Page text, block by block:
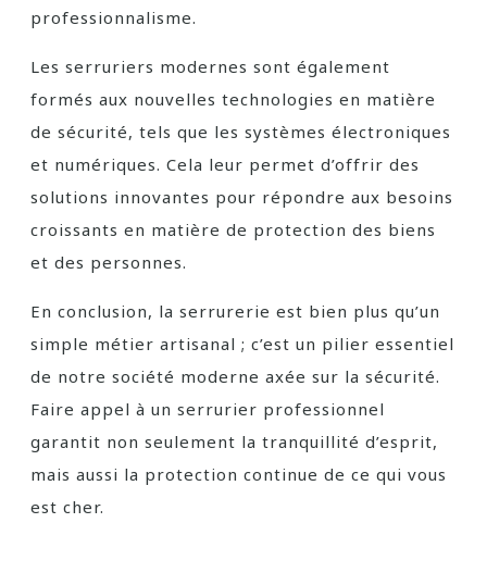
professionnalisme.
Les serruriers modernes sont également
formés aux nouvelles technologies en matière
de sécurité, tels que les systèmes électroniques
et numériques. Cela leur permet d’offrir des
solutions innovantes pour répondre aux besoins
croissants en matière de protection des biens
et des personnes.
En conclusion, la serrurerie est bien plus qu’un
simple métier artisanal ; c’est un pilier essentiel
de notre société moderne axée sur la sécurité.
Faire appel à un serrurier professionnel
garantit non seulement la tranquillité d’esprit,
mais aussi la protection continue de ce qui vous
est cher.